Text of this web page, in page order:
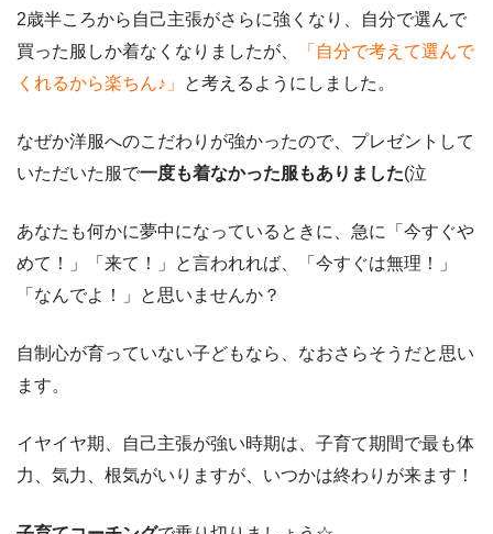
2歳半ころから自己主張がさらに強くなり、自分で選んで
買った服しか着なくなりましたが、
「自分で考えて選んで
くれるから楽ちん♪」
と考えるようにしました。
なぜか洋服へのこだわりが強かったので、プレゼントして
いただいた服で一度も着なかった服もありました(泣
あなたも何かに夢中になっているときに、急に「今すぐや
めて！」「来て！」と言われれば、「今すぐは無理！」
「なんでよ！」と思いませんか？
自制心が育っていない子どもなら、なおさらそうだと思い
ます。
イヤイヤ期、自己主張が強い時期は、子育て期間で最も体
力、気力、根気がいりますが、いつかは終わりが来ます！